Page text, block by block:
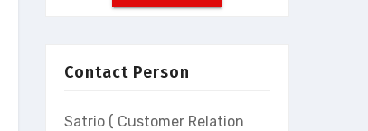
Contact Person
Satrio ( Customer Relation